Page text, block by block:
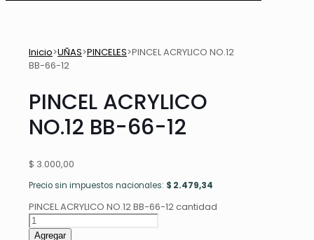
Inicio>UÑAS>PINCELES>PINCEL ACRYLICO NO.12
BB-66-12
PINCEL ACRYLICO
NO.12 BB-66-12
$ 3.000,00
Precio sin impuestos nacionales: $ 2.479,34
PINCEL ACRYLICO NO.12 BB-66-12 cantidad
Agregar